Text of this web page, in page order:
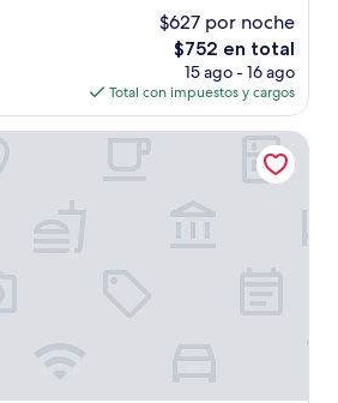
$627 por noche
El
precio
actual
es
de
$752 en total
15 ago - 16 ago
Total con impuestos y cargos
Collection